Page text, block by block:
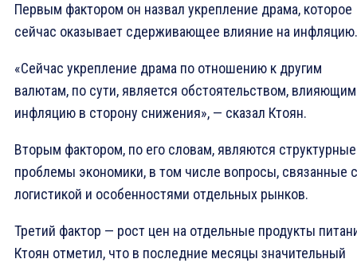
Первым фактором он назвал укрепление драма, которое
сейчас оказывает сдерживающее влияние на инфляцию.
«Сейчас укрепление драма по отношению к другим
валютам, по сути, является обстоятельством,
инфляцию в сторону снижения», — сказал Ктоян.
Вторым фактором, по его словам, являются структурные
проблемы экономики, в том числе вопросы, связанные с
логистикой и особенностями отдельных рынков.
Третий фактор — рост цен на отдельные продукты
Ктоян отметил, что в последние месяцы значительный